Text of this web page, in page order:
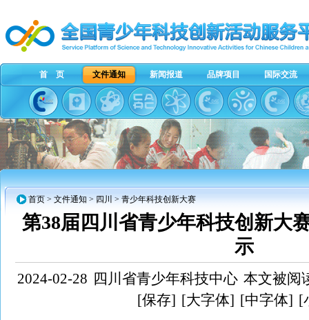
首 页 文件通知 新闻报道 品牌项目 国际交流
首页 > 文件通知 > 四川 > 青少年科技创新大赛
第38届四川省青少年科技创新大
示
2024-02-28 四川省青少年科技中心 本文被阅
[保存] [大字体] [中字体] [